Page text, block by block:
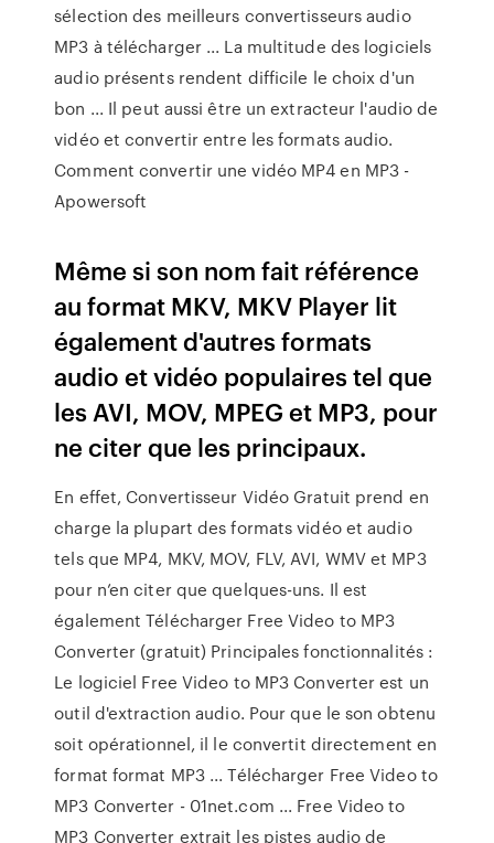
sélection des meilleurs convertisseurs audio
MP3 à télécharger ... La multitude des logiciels
audio présents rendent difficile le choix d'un
bon ... Il peut aussi être un extracteur l'audio de
vidéo et convertir entre les formats audio.
Comment convertir une vidéo MP4 en MP3 -
Apowersoft
Même si son nom fait référence
au format MKV, MKV Player lit
également d'autres formats
audio et vidéo populaires tel que
les AVI, MOV, MPEG et MP3, pour
ne citer que les principaux.
En effet, Convertisseur Vidéo Gratuit prend en
charge la plupart des formats vidéo et audio
tels que MP4, MKV, MOV, FLV, AVI, WMV et MP3
pour n’en citer que quelques-uns. Il est
également Télécharger Free Video to MP3
Converter (gratuit) Principales fonctionnalités :
Le logiciel Free Video to MP3 Converter est un
outil d'extraction audio. Pour que le son obtenu
soit opérationnel, il le convertit directement en
format format MP3 ... Télécharger Free Video to
MP3 Converter - 01net.com ... Free Video to
MP3 Converter extrait les pistes audio de